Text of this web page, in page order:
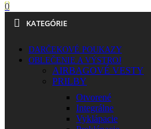
0
KATEGÓRIE
DARČEKOVÉ POUKAZY
OBLEČENIE A VÝSTROJ
AIRBAGOVÉ VESTY
PRILBY
Otvorené
Integrálne
Vyklápacie